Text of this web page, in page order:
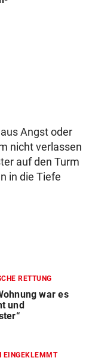
Angst oder
nicht verlassen
auf den Turm
in die Tiefe
RETTUNG
war es
und
EINGEKLEMMT